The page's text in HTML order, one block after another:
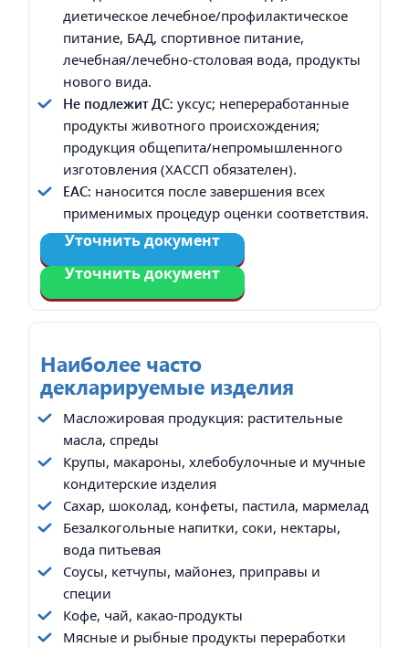
диетическое лечебное/профилактическое
питание, БАД, спортивное питание,
лечебная/лечебно-столовая вода, продукты
нового вида.
Не подлежит ДС: уксус; непереработанные
продукты животного происхождения;
продукция общепита/непромышленного
изготовления (ХАССП обязателен).
EAC: наносится после завершения всех
применимых процедур оценки соответствия.
Уточнить документ
Уточнить документ
Наиболее часто
декларируемые изделия
Масложировая продукция: растительные
масла, спреды
Крупы, макароны, хлебобулочные и мучные
кондитерские изделия
Сахар, шоколад, конфеты, пастила, мармелад
Безалкогольные напитки, соки, нектары,
вода питьевая
Соусы, кетчупы, майонез, приправы и
специи
Кофе, чай, какао-продукты
Мясные и рыбные продукты переработки